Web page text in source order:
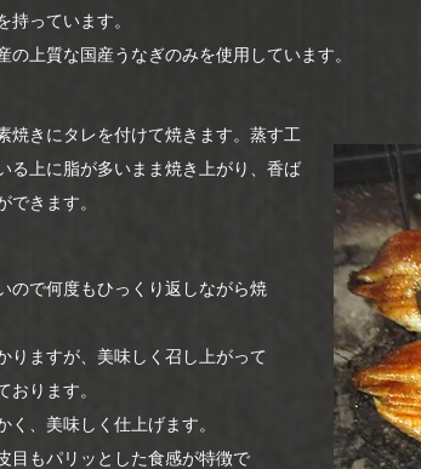
持っています。
の上質な国産うなぎのみを使用しています。
焼きにタレを付けて焼きます。蒸す工
る上に脂が多いまま焼き上がり、香ば
できます。
ので何度もひっくり返しながら焼
りますが、美味しく召し上がって
おります。
、美味しく仕上げます。
目もパリッとした食感が特徴で